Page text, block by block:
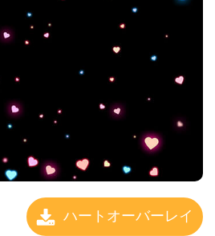
ハートオーバーレイ